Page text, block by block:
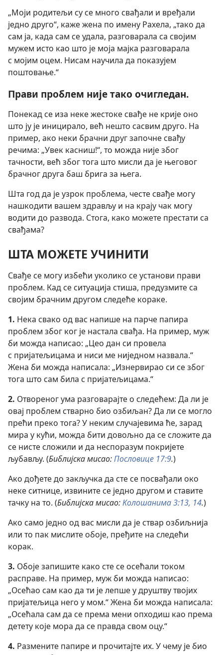
„Моји родитељи су се много свађали и вређали
једно друго“, каже жена по имену Рахела, „тако да
сам ја, када сам се удала, разговарала са својим
мужем исто као што је моја мајка разговарала
с мојим оцем. Нисам научила да показујем
поштовање.“
Прави проблем није тако очигледан.
Понекад се иза неке жестоке свађе не крије оно
што ју је иницирало, већ нешто сасвим друго. На
пример, ако неки брачни друг започне свађу
речима: „Увек касниш!“, то можда није због
тачности, већ због тога што мисли да је његовог
брачног друга баш брига за њега.
Шта год да је узрок проблема, честе свађе могу
нашкодити вашем здрављу и на крају чак могу
водити до развода. Стога, како можете престати са
свађама?
ШТА МОЖЕТЕ УЧИНИТИ
Свађе се могу избећи уколико се установи прави
проблем. Кад се ситуација стиша, предузмите са
својим брачним другом следеће кораке.
1. Нека свако од вас напише на парче папира
проблем због ког је настала свађа. На пример, муж
би можда написао: „Цео дан си провела
с пријатељицама и ниси ме ниједном назвала.“
Жена би можда написала: „Изнервирао си се због
тога што сам била с пријатељицама.“
2. Отвореног ума разговарајте о следећем: Да ли је
овај проблем стварно био озбиљан? Да ли се могло
прећи преко тога? У неким случајевима ће, зарад
мира у кући, можда бити довољно да се сложите да
се нисте сложили и да неспоразум покријете
љубављу. (Библијска мисао:Пословице 17:9.)
Ако дођете до закључка да сте се посвађали око
неке ситнице, извините се једно другом и ставите
тачку на то. (Библијска мисао:Колошанима 3:13, 14.)
Ако само једно од вас мисли да је ствар озбиљнија
или то пак мислите обоје, пређите на следећи
корак.
3. Обоје запишите како сте се осећали током
расправе. На пример, муж би можда написао:
„Осећао сам као да ти је лепше у друштву твојих
пријатељица него у мом.“ Жена би можда написала:
„Осећала сам да се према мени опходиш као према
детету које мора да се правда свом оцу.“
4. Размените папире и прочитајте их. У чему је био